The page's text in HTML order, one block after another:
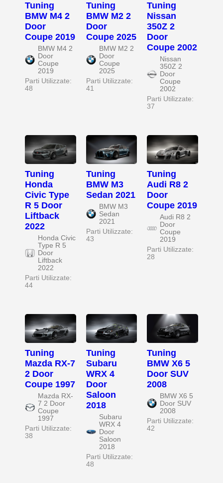
Tuning
BMW M4 2
Door
Coupe 2019
BMW M4 2
Door
Coupe
2019
Parti Utilizzate:
48
Tuning
BMW M2 2
Door
Coupe 2025
BMW M2 2
Door
Coupe
2025
Parti Utilizzate:
41
Tuning
Nissan
350Z 2
Door
Coupe 2002
Nissan
350Z 2
Door
Coupe
2002
Parti Utilizzate:
37
Tuning
Honda
Civic Type
R 5 Door
Liftback
2022
Honda Civic
Type R 5
Door
Liftback
2022
Parti Utilizzate:
44
Tuning
BMW M3
Sedan 2021
BMW M3
Sedan
2021
Parti Utilizzate:
43
Tuning
Audi R8 2
Door
Coupe 2019
Audi R8 2
Door
Coupe
2019
Parti Utilizzate:
28
Tuning
Mazda RX-7
2 Door
Coupe 1997
Mazda RX-
7 2 Door
Coupe
1997
Parti Utilizzate:
38
Tuning
Subaru
WRX 4
Door
Saloon
2018
Subaru
WRX 4
Door
Saloon
2018
Parti Utilizzate:
48
Tuning
BMW X6 5
Door SUV
2008
BMW X6 5
Door SUV
2008
Parti Utilizzate:
42